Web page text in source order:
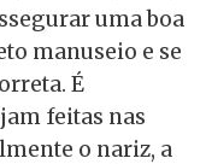
uma boa
manuseio e se
É
feitas nas
o nariz, a